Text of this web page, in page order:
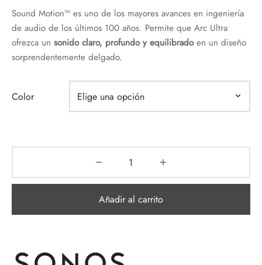
Sound Motion™ es uno de los mayores avances en ingeniería
de audio de los últimos 100 años. Permite que Arc Ultra
ofrezca un sonido claro, profundo y equilibradoen un diseño
sorprendentemente delgado.
Color
Añadir al carrito